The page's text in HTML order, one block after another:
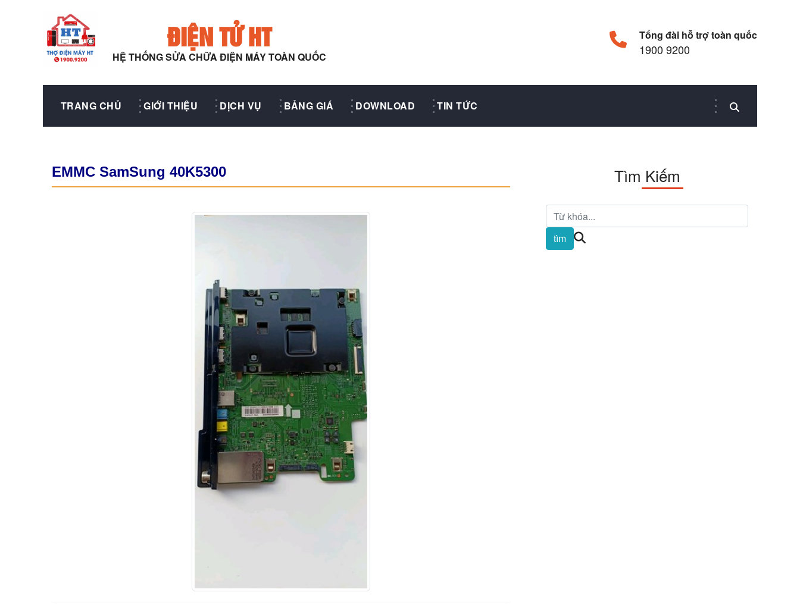
ĐIỆN TỬ HT
HỆ THỐNG SỬA CHỮA ĐIỆN MÁY TOÀN QUỐC
Tổng đài hỗ trợ toàn quốc
1900 9200
TRANG CHỦ GIỚI THIỆU DỊCH VỤ BẢNG GIÁ DOWNLOAD TIN TỨC
EMMC SamSung 40K5300 Tìm Kiếm